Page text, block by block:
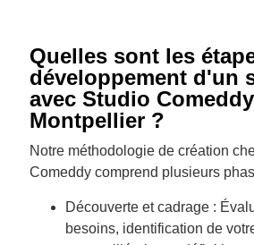
Quelles sont les
développement d'un
avec Studio
Montpellier ?
Notre méthodologie de création
Comeddy comprend plusieurs
Découverte et cadrage :
besoins, identification de